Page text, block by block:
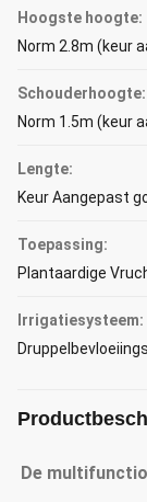
Hoogste hoogte:
Norm 2.8m (keur
Schouderhoogte:
Norm 1.5m (keur
Lengte:
Keur Aangepast
Toepassing:
Plantaardige
Irrigatiesysteem:
De